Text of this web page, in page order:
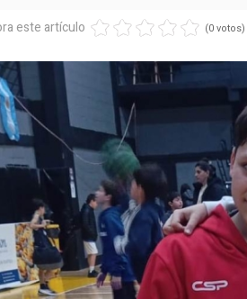
este artículo (0 votos)